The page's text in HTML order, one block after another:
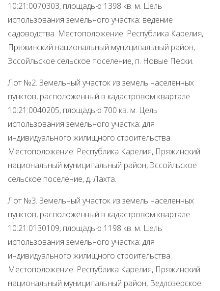
10:21:0070303, площадью 1398 кв. м. Цель
использования земельного участка: ведение
садоводства. Местоположение: Республика Карелия,
Пряжинский национальный муниципальный район,
Эссойльское сельское поселение, п. Новые Пески.
Лот №2. Земельный участок из земель населенных
пунктов, расположенный в кадастровом квартале
10:21:0040205, площадью 700 кв. м. Цель
использования земельного участка: для
индивидуального жилищного строительства.
Местоположение: Республика Карелия, Пряжинский
национальный муниципальный район, Эссойльское
сельское поселение, д. Лахта.
Лот №3. Земельный участок из земель населенных
пунктов, расположенный в кадастровом квартале
10:21:0130109, площадью 1198 кв. м. Цель
использования земельного участка: для
индивидуального жилищного строительства.
Местоположение: Республика Карелия, Пряжинский
национальный муниципальный район, Ведлозерское